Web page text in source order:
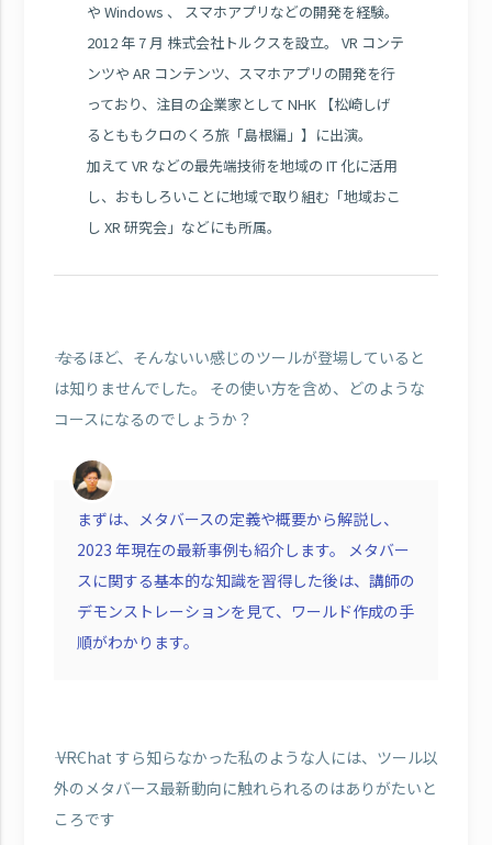
や Windows 、 スマホアプリなどの開発を経験。
2012 年 7 月 株式会社トルクスを設立。 VR コンテ
ンツや AR コンテンツ、スマホアプリの開発を行
っており、注目の企業家として NHK 【松崎しげ
るとももクロのくろ旅「島根編」】に出演。
加えて VR などの最先端技術を地域の IT 化に活用
し、おもしろいことに地域で取り組む「地域おこ
し XR 研究会」などにも所属。
―― なるほど、そんないい感じのツールが登場していると
は知りませんでした。 その使い方を含め、どのような
コースになるのでしょうか？
まずは、メタバースの定義や概要から解説し、
2023 年現在の最新事例も紹介します。 メタバー
スに関する基本的な知識を習得した後は、講師の
デモンストレーションを見て、ワールド作成の手
順がわかります。
―― VRChat すら知らなかった私のような人には、ツール以
外のメタバース最新動向に触れられるのはありがたいと
ころです